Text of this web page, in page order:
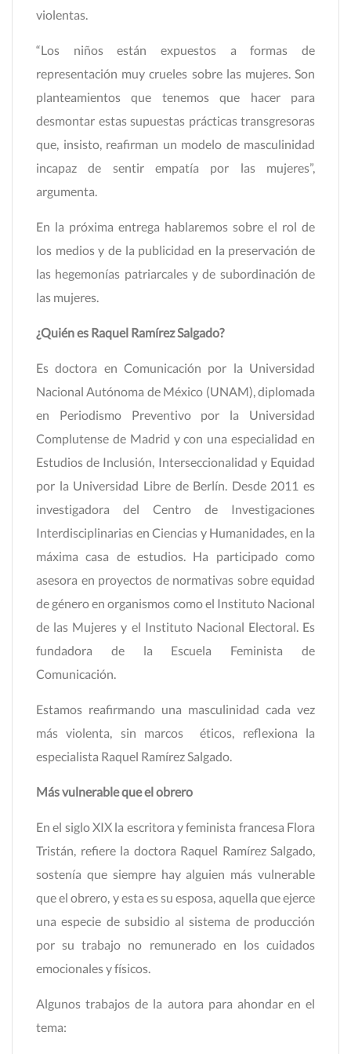
violentas.
“Los niños están expuestos a formas de
representación muy crueles sobre las mujeres. Son
planteamientos que tenemos que hacer para
desmontar estas supuestas prácticas transgresoras
que, insisto, reafirman un modelo de masculinidad
incapaz de sentir empatía por las mujeres”,
argumenta.
En la próxima entrega hablaremos sobre el rol de
los medios y de la publicidad en la preservación de
las hegemonías patriarcales y de subordinación de
las mujeres.
¿Quién es Raquel Ramírez Salgado?
Es doctora en Comunicación por la Universidad
Nacional Autónoma de México (UNAM), diplomada
en Periodismo Preventivo por la Universidad
Complutense de Madrid y con una especialidad en
Estudios de Inclusión, Interseccionalidad y Equidad
por la Universidad Libre de Berlín. Desde 2011 es
investigadora del Centro de Investigaciones
Interdisciplinarias en Ciencias y Humanidades, en la
máxima casa de estudios. Ha participado como
asesora en proyectos de normativas sobre equidad
de género en organismos como el Instituto Nacional
de las Mujeres y el Instituto Nacional Electoral. Es
fundadora de la Escuela Feminista de
Comunicación.
Estamos reafirmando una masculinidad cada vez
más violenta, sin marcos éticos, reflexiona la
especialista Raquel Ramírez Salgado.
Más vulnerable que el obrero
En el siglo XIX la escritora y feminista francesa Flora
Tristán, refiere la doctora Raquel Ramírez Salgado,
sostenía que siempre hay alguien más vulnerable
que el obrero, y esta es su esposa, aquella que ejerce
una especie de subsidio al sistema de producción
por su trabajo no remunerado en los cuidados
emocionales y físicos.
Algunos trabajos de la autora para ahondar en el
tema: